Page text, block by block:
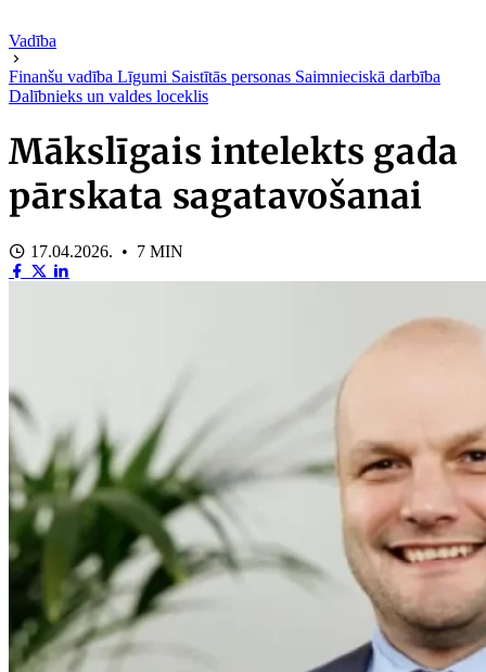
Vadība
Finanšu vadība Līgumi Saistītās personas Saimnieciskā darbība
Dalībnieks un valdes loceklis
Mākslīgais intelekts gada
pārskata sagatavošanai
17.04.2026. • 7 MIN